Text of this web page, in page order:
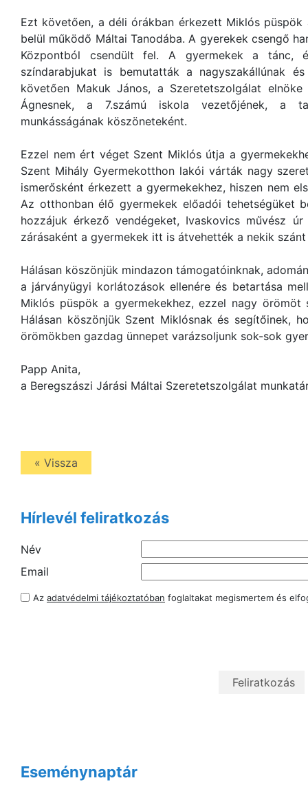
Ezt követően, a déli órákban érkezett Miklós
belül működő Máltai Tanodába. A gyerekek csengő
Központból csendült fel. A gyermekek a tánc,
színdarabjukat is bemutatták a nagyszakállúnak
követően Makuk János, a Szeretetszolgálat
Ágnesnek, a 7.számú iskola vezetőjének, a
munkásságának köszöneteként.
Ezzel nem ért véget Szent Miklós útja a
Szent Mihály Gyermekotthon lakói várták nagy
ismerősként érkezett a gyermekekhez, hiszen nem
Az otthonban élő gyermekek előadói tehetségüket
hozzájuk érkező vendégeket, Ivaskovics művész
zárásaként a gyermekek itt is átvehették a nekik
Hálásan köszönjük mindazon támogatóinknak,
a járványügyi korlátozások ellenére és betartása
Miklós püspök a gyermekekhez, ezzel nagy örömöt
Hálásan köszönjük Szent Miklósnak és segítőinek,
örömökben gazdag ünnepet varázsoljunk sok-sok
Papp Anita,
a Beregszászi Járási Máltai Szeretetszolgálat
« Vissza
Hírlevél feliratkozás
Név
Email
Az adatvédelmi tájékoztatóban foglaltakat megismertem és
Eseménynaptár